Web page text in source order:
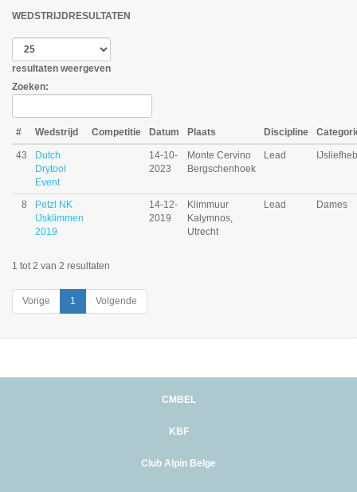
WEDSTRIJDRESULTATEN
resultaten weergeven
Zoeken:
# Wedstrijd Competitie Datum Plaats Discipline
43
Dutch
Drytool
Event
14-10-
2023
Monte Cervino
Bergschenhoek
Lead
8
Petzl NK
IJsklimmen
2019
14-12-
2019
Klimmuur
Kalymnos,
Utrecht
Lead Dames
1 tot 2 van 2 resultaten
Vorige 1 Volgende
CMBEL
KBF
Club Alpin Belge